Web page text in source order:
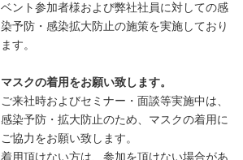
ベント参加者様および弊社社員に対しての感
染予防・感染拡大防止の施策を実施しており
ます。
マスクの着用をお願い致します。
ご来社時およびセミナー・面談等実施中は、
感染予防・拡大防止のため、マスクの着用に
ご協力をお願い致します。
着用頂けない方は、参加を頂けない場合があ